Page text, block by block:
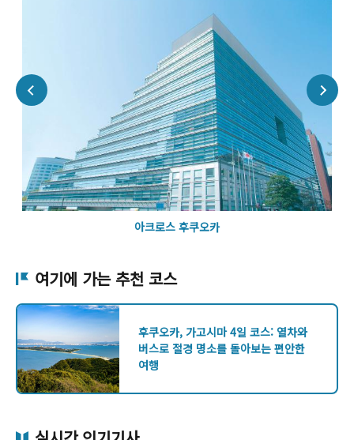
아크로스 후쿠오카
여기에 가는 추천 코스
후쿠오카, 가고시마 4일 코스: 열차와
버스로 절경 명소를 돌아보는 편안한
여행